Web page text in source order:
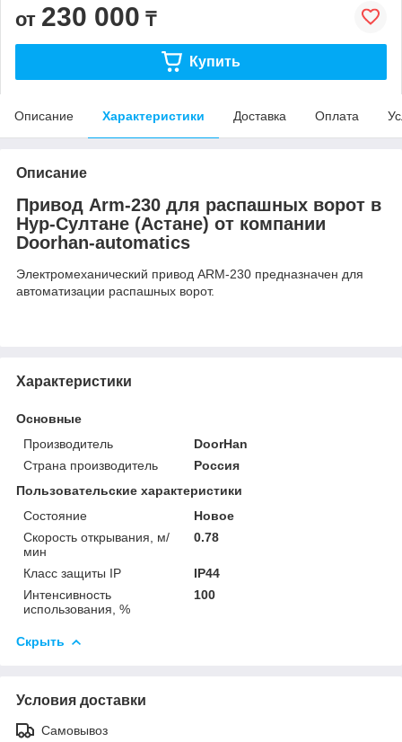
от 230 000 ₸
Купить
Описание Характеристики Доставка Оплата
Описание
Привод Arm-230 для распашных ворот в
Нур-Султане (Астане) от компании
Doorhan-automatics
Электромеханический привод ARM-230 предназначен для
автоматизации распашных ворот.
Характеристики
Основные
Производитель
DoorHan
Страна производитель
Россия
Пользовательские характеристики
Состояние
Новое
Скорость открывания, м/
мин
0.78
Класс защиты IP
IP44
Интенсивность
использования, %
100
Скрыть
Условия доставки
Самовывоз